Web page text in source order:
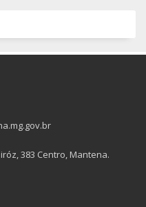
383 Centro, Mantena.